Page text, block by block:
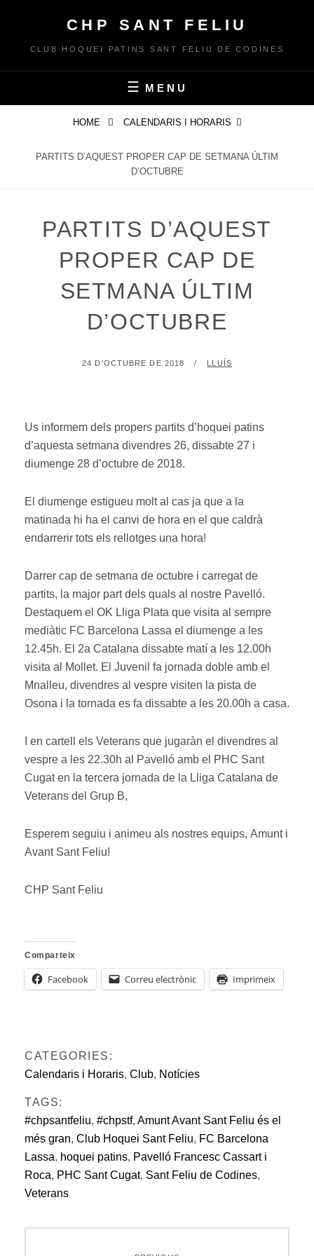
content
CHP SANT FELIU
CLUB HOQUEI PATINS SANT FELIU DE CODINES
MENU
HOME CALENDARIS I HORARIS
PARTITS D’AQUEST PROPER CAP DE SETMANA ÚLTIM
D’OCTUBRE
PARTITS D’AQUEST
PROPER CAP DE
SETMANA ÚLTIM
D’OCTUBRE
POSTED
24 D'OCTUBRE DE 2018 BY
LLUÍS
Us informem dels propers partits d’hoquei patins
d’aquesta setmana divendres 26, dissabte 27 i
diumenge 28 d’octubre de 2018.
El diumenge estigueu molt al cas ja que a la
matinada hi ha el canvi de hora en el que caldrà
endarrerir tots els rellotges una hora!
Darrer cap de setmana de octubre i carregat de
partits, la major part dels quals al nostre Pavelló.
Destaquem el OK Lliga Plata que visita al sempre
mediàtic FC Barcelona Lassa el diumenge a les
12.45h. El 2a Catalana dissabte matí a les 12.00h
visita al Mollet. El Juvenil fa jornada doble amb el
Mnalleu, divendres al vespre visiten la pista de
Osona i la tornada es fa dissabte a les 20.00h a casa.
I en cartell els Veterans que jugaràn el divendres al
vespre a les 22.30h al Pavelló amb el PHC Sant
Cugat en la tercera jornada de la Lliga Catalana de
Veterans del Grup B,
Esperem seguiu i animeu als nostres equips, Amunt i
Avant Sant Feliu!
CHP Sant Feliu
Comparteix
Facebook Correu electrònic Imprimeix
CATEGORIES:
Calendaris i Horaris, Club, Notícies
TAGS:
#chpsantfeliu, #chpstf, Amunt Avant Sant Feliu és el
més gran, Club Hoquei Sant Feliu, FC Barcelona
Lassa, hoquei patins, Pavelló Francesc Cassart i
Roca, PHC Sant Cugat, Sant Feliu de Codines,
Veterans